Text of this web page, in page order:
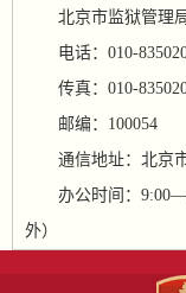
北京市监狱管理
电话：010-
传真：010-
邮编：100054
通信地址：北京
办公时间：
外）